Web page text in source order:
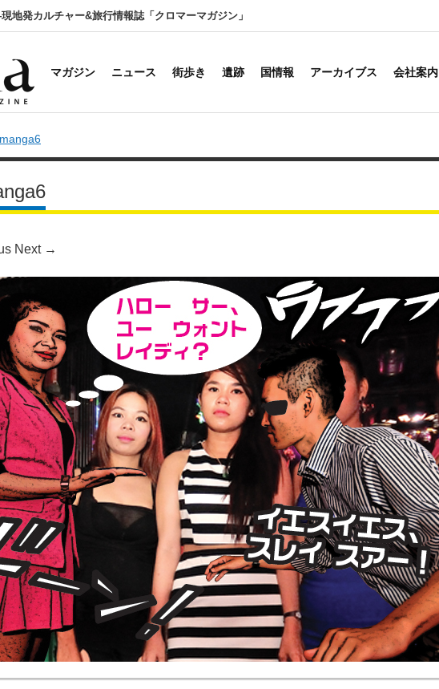
地発カルチャー&旅行情報誌「クロマーマガジン」
マガジン ニュース 街歩き 遺跡 国情報 アーカイブス 会社案内
Next →